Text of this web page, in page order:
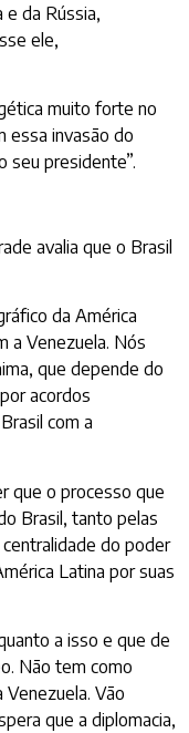
e da Rússia,
ele,
muito forte no
essa invasão do
seu presidente”.
avalia que o Brasil
da América
a Venezuela. Nós
que depende do
acordos
com a
que o processo que
Brasil, tanto pelas
do poder
Latina por suas
a isso e que de
Não tem como
Vão
que a diplomacia,